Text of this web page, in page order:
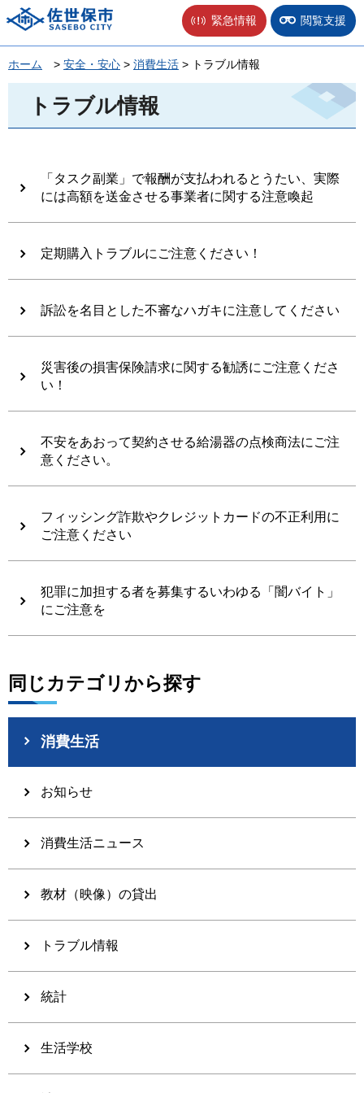
佐世保市 緊急情報 閲覧支援
ホーム > 安全・安心 > 消費生活 > トラブル情報
トラブル情報
「タスク副業」で報酬が支払われるとうたい、実際
には高額を送金させる事業者に関する注意喚起
定期購入トラブルにご注意ください！
訴訟を名目とした不審なハガキに注意してください
災害後の損害保険請求に関する勧誘にご注意くださ
い！
不安をあおって契約させる給湯器の点検商法にご注
意ください。
フィッシング詐欺やクレジットカードの不正利用に
ご注意ください
犯罪に加担する者を募集するいわゆる「闇バイト」
にご注意を
同じカテゴリから探す
消費生活
お知らせ
消費生活ニュース
教材（映像）の貸出
トラブル情報
統計
生活学校